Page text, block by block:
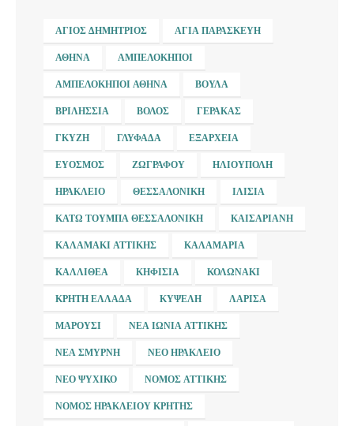
ΆΓΙΟΣ ΔΗΜΉΤΡΙΟΣ ΑΓΊΑ ΠΑΡΑΣΚΕΥΉ
ΑΘΉΝΑ ΑΜΠΕΛΌΚΗΠΟΙ
ΑΜΠΕΛΌΚΗΠΟΙ ΑΘΉΝΑ ΒΟΎΛΑ
ΒΡΙΛΉΣΣΙΑ ΒΌΛΟΣ ΓΈΡΑΚΑΣ
ΓΚΎΖΗ ΓΛΥΦΆΔΑ ΕΞΆΡΧΕΙΑ
ΕΎΟΣΜΟΣ ΖΩΓΡΆΦΟΥ ΗΛΙΟΎΠΟΛΗ
ΗΡΆΚΛΕΙΟ ΘΕΣΣΑΛΟΝΊΚΗ ΙΛΊΣΙΑ
ΚΆΤΩ ΤΟΎΜΠΑ ΘΕΣΣΑΛΟΝΊΚΗ ΚΑΙΣΑΡΙΑΝΉ
ΚΑΛΑΜΆΚΙ ΑΤΤΙΚΉΣ ΚΑΛΑΜΑΡΙΆ
ΚΑΛΛΙΘΈΑ ΚΗΦΙΣΙΆ ΚΟΛΩΝΆΚΙ
ΚΡΉΤΗ ΕΛΛΆΔΑ ΚΥΨΈΛΗ ΛΆΡΙΣΑ
ΜΑΡΟΎΣΙ ΝΈΑ ΙΩΝΊΑ ΑΤΤΙΚΉΣ
ΝΈΑ ΣΜΎΡΝΗ ΝΈΟ ΗΡΆΚΛΕΙΟ
ΝΈΟ ΨΥΧΙΚΌ ΝΟΜΌΣ ΑΤΤΙΚΉΣ
ΝΟΜΌΣ ΗΡΑΚΛΕΊΟΥ ΚΡΉΤΗΣ